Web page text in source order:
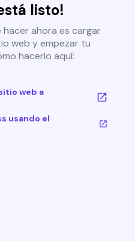
listo!
ahora es cargar
web y empezar tu
hacerlo aquí:
web a
usando el